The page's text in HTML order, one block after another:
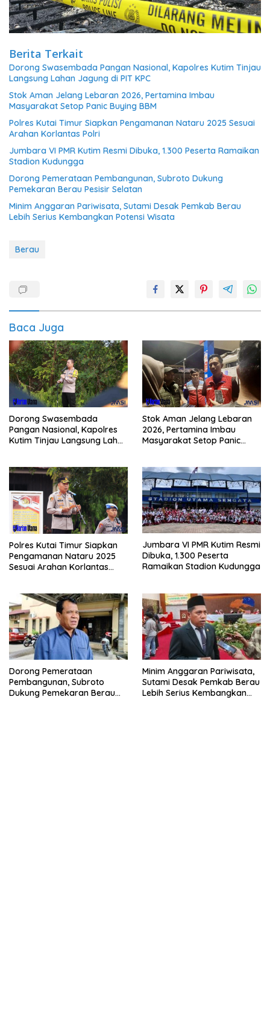
Berita Terkait
Dorong Swasembada Pangan Nasional, Kapolres Kutim Tinjau
Langsung Lahan Jagung di PIT KPC
Stok Aman Jelang Lebaran 2026, Pertamina Imbau
Masyarakat Setop Panic Buying BBM
Polres Kutai Timur Siapkan Pengamanan Nataru 2025 Sesuai
Arahan Korlantas Polri
Jumbara VI PMR Kutim Resmi Dibuka, 1.300 Peserta Ramaikan
Stadion Kudungga
Dorong Pemerataan Pembangunan, Subroto Dukung
Pemekaran Berau Pesisir Selatan
Minim Anggaran Pariwisata, Sutami Desak Pemkab Berau
Lebih Serius Kembangkan Potensi Wisata
Berau
Baca Juga
Dorong Swasembada
Pangan Nasional, Kapolres
Kutim Tinjau Langsung Lahan
Stok Aman Jelang Lebaran
2026, Pertamina Imbau
Masyarakat Setop Panic
Polres Kutai Timur Siapkan
Pengamanan Nataru 2025
Sesuai Arahan Korlantas
Jumbara VI PMR Kutim Resmi
Dibuka, 1.300 Peserta
Ramaikan Stadion Kudungga
Dorong Pemerataan
Pembangunan, Subroto
Dukung Pemekaran Berau
Minim Anggaran Pariwisata,
Sutami Desak Pemkab Berau
Lebih Serius Kembangkan